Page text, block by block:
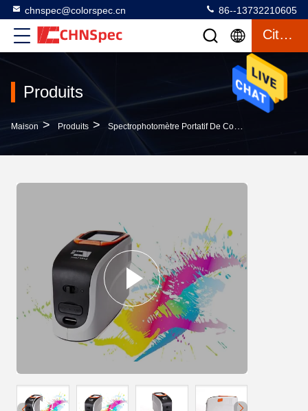
chnspec@colorspec.cn 86--13732210605
Citation
Produits
Maison > Produits > Spectrophotomètre Portatif De Couleur